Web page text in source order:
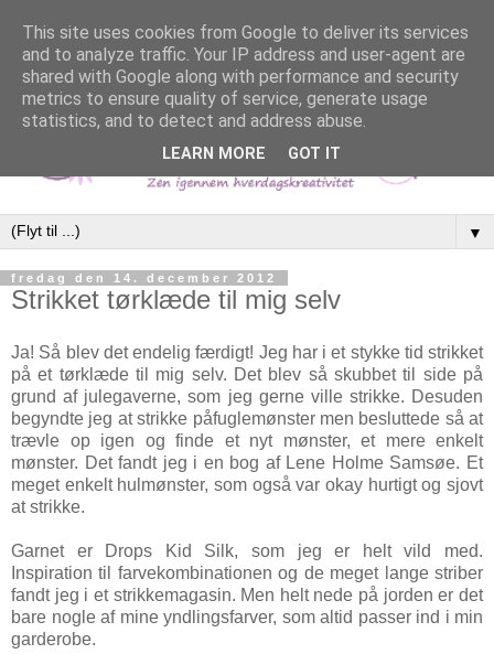
▼
fredag den 14. december 2012
Strikket tørklæde til mig selv
Ja! Så blev det endelig færdigt! Jeg har i et stykke tid strikket
på et tørklæde til mig selv. Det blev så skubbet til side på
grund af julegaverne, som jeg gerne ville strikke. Desuden
begyndte jeg at strikke påfuglemønster men besluttede så at
trævle op igen og finde et nyt mønster, et mere enkelt
mønster. Det fandt jeg i en bog af Lene Holme Samsøe. Et
meget enkelt hulmønster, som også var okay hurtigt og sjovt
at strikke.
Garnet er Drops Kid Silk, som jeg er helt vild med.
Inspiration til farvekombinationen og de meget lange striber
fandt jeg i et strikkemagasin. Men helt nede på jorden er det
bare nogle af mine yndlingsfarver, som altid passer ind i min
garderobe.
This site uses cookies from Google to deliver its services
and to analyze traffic. Your IP address and user-agent are
shared with Google along with performance and security
metrics to ensure quality of service, generate usage
statistics, and to detect and address abuse.
LEARN MORE GOT IT